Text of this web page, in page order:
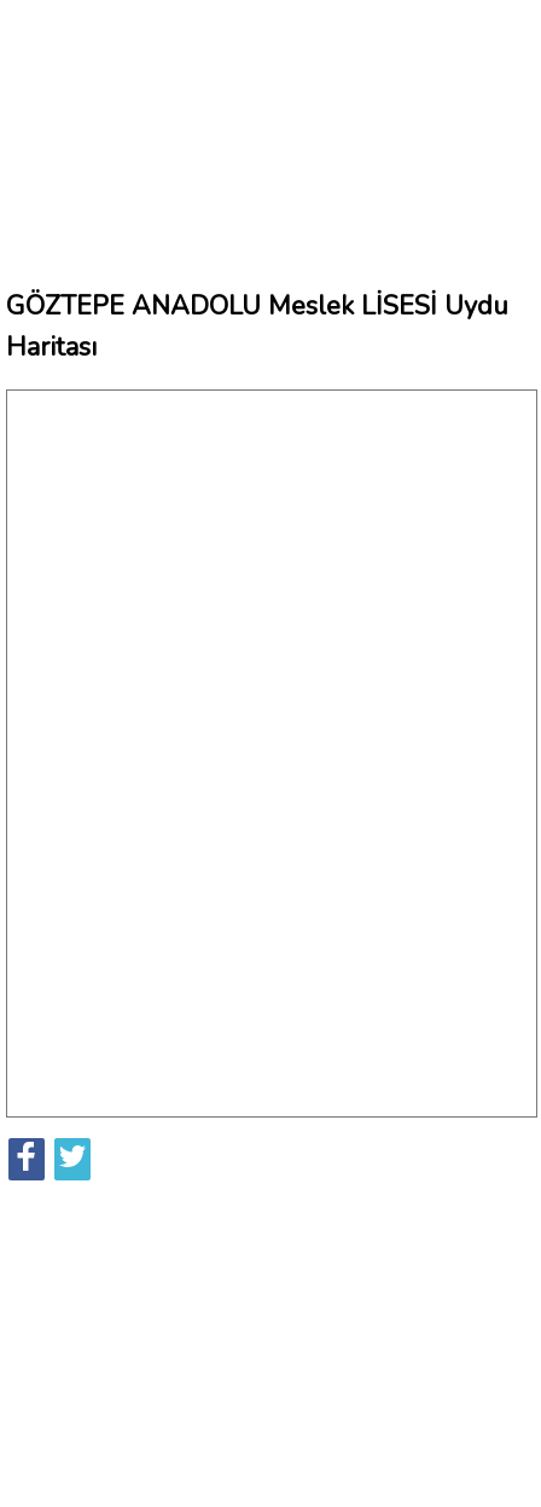
GÖZTEPE ANADOLU Meslek LİSESİ Uydu
Haritası